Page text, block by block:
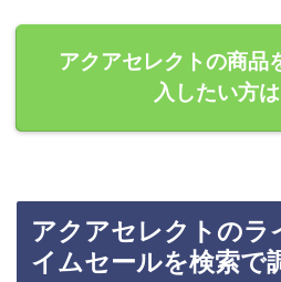
アクアセレクトの商品
入したい方
アクアセレクトのラ
イムセールを検索で